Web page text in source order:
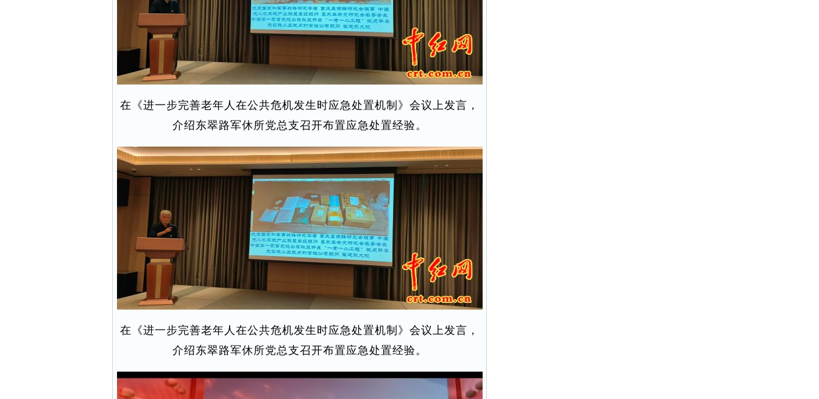
在《进一步完善老年人在公共危机发生时应急处置机制》会议上发言，
介绍东翠路军休所党总支召开布置应急处置经验。
在《进一步完善老年人在公共危机发生时应急处置机制》会议上发言，
介绍东翠路军休所党总支召开布置应急处置经验。